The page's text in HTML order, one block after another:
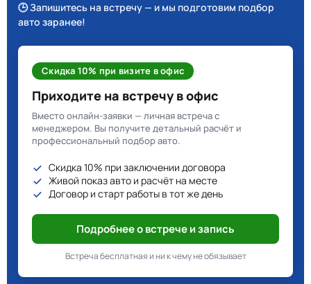
🕒 Запишитесь на встречу — и мы подготовим подбор
авто заранее!
Скидка 10% при визите в офис
Приходите на встречу в офис
Вместо онлайн-заявки — личная встреча с
менеджером. Вы получите детальный расчёт и
профессиональный подбор авто.
Скидка 10% при заключении договора
Живой показ авто и расчёт на месте
Договор и старт работы в тот же день
Подробнее о встрече и запись
Встреча бесплатная и ни к чему не обязывает